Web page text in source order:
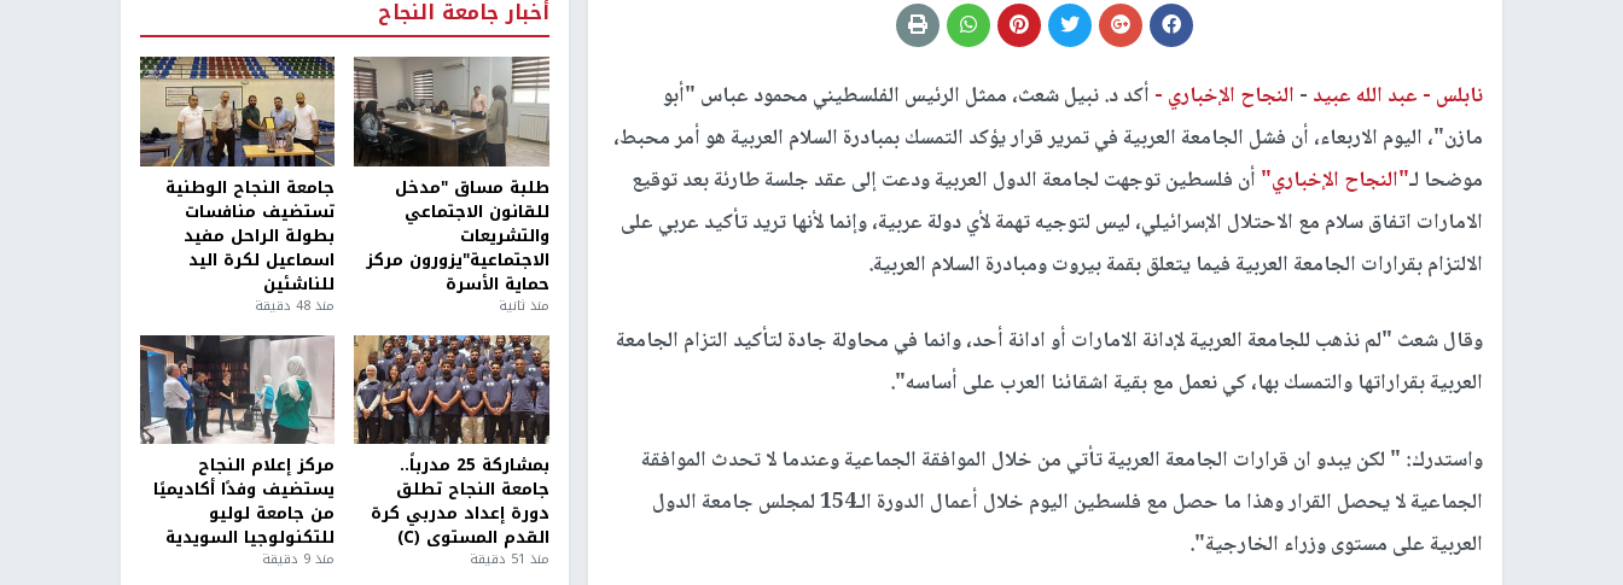
نابلس - عبد الله عبيد - النجاح الإخباري - أكد د. نبيل شعث، ممثل الرئيس الفلسطيني محمود عباس "أبو
مازن"، اليوم الاربعاء، أن فشل الجامعة العربية في تمرير قرار يؤكد التمسك بمبادرة السلام العربية هو أمر محبط،
موضحا لـ"النجاح الإخباري" أن فلسطين توجهت لجامعة الدول العربية ودعت إلى عقد جلسة طارئة بعد توقيع
الامارات اتفاق سلام مع الاحتلال الإسرائيلي، ليس لتوجيه تهمة لأي دولة عربية، وإنما لأنها تريد تأكيد عربي على
الالتزام بقرارات الجامعة العربية فيما يتعلق بقمة بيروت ومبادرة السلام العربية.
وقال شعث "لم نذهب للجامعة العربية لإدانة الامارات أو ادانة أحد، وانما في محاولة جادة لتأكيد التزام الجامعة
العربية بقراراتها والتمسك بها، كي نعمل مع بقية اشقائنا العرب على أساسه".
واستدرك: " لكن يبدو ان قرارات الجامعة العربية تأتي من خلال الموافقة الجماعية وعندما لا تحدث الموافقة
الجماعية لا يحصل القرار وهذا ما حصل مع فلسطين اليوم خلال أعمال الدورة الـ154 لمجلس جامعة الدول
العربية على مستوى وزراء الخارجية".
أخبار جامعة النجاح
طلبة مساق "مدخل
للقانون الاجتماعي
والتشريعات
الاجتماعية"يزورون مركز
حماية الأسرة
منذ ثانية
جامعة النجاح الوطنية
تستضيف منافسات
بطولة الراحل مفيد
اسماعيل لكرة اليد
للناشئين
منذ 48 دقيقة
بمشاركة 25 مدرباً..
جامعة النجاح تطلق
دورة إعداد مدربي كرة
القدم المستوى (C)
منذ 51 دقيقة
مركز إعلام النجاح
يستضيف وفدًا أكاديميًا
من جامعة لوليو
للتكنولوجيا السويدية
منذ 9 دقيقة